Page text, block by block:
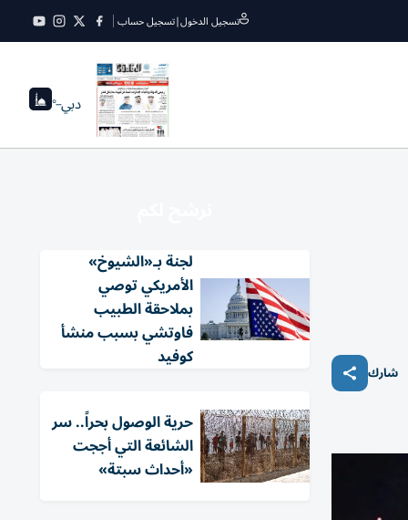
تسجيل الدخول|تسجيل حساب
دبي--°
شارك
لجنة بـ«الشيوخ»
الأمريكي توصي
بملاحقة الطبيب
فاوتشي بسبب منشأ
كوفيد
حرية الوصول بحراً.. سر
الشائعة التي أججت
«أحداث سبتة»